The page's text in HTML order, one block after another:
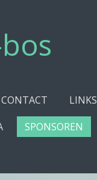
CONTACT LINKS
SPONSOREN